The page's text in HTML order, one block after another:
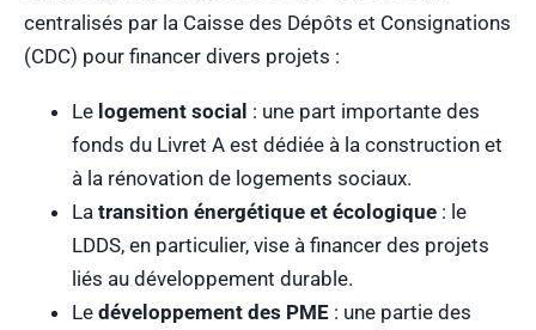
centralisés par la Caisse des Dépôts et Consignations
(CDC) pour financer divers projets :
Le logement social : une part importante des
fonds du Livret A est dédiée à la construction et
à la rénovation de logements sociaux.
La transition énergétique et écologique : le
LDDS, en particulier, vise à financer des projets
liés au développement durable.
Le développement des PME : une partie des